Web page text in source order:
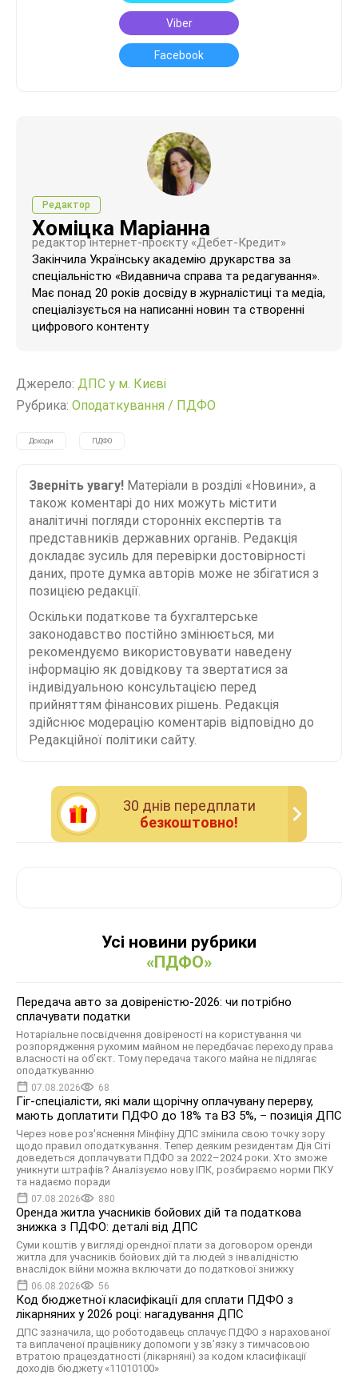
Viber
Facebook
Редактор
Хоміцка Маріанна
редактор інтернет-проєкту «Дебет-Кредит»
Закінчила Українську академію друкарства за
спеціальністю «Видавнича справа та редагування».
Має понад 20 років досвіду в журналістиці та медіа,
спеціалізується на написанні новин та створенні
цифрового контенту
Джерело: ДПС у м. Києві
Рубрика: Оподаткування / ПДФО
Доходи ПДФО
Зверніть увагу! Матеріали в розділі «Новини», а
також коментарі до них можуть містити
аналітичні погляди сторонніх експертів та
представників державних органів. Редакція
докладає зусиль для перевірки достовірності
даних, проте думка авторів може не збігатися з
позицією редакції.
Оскільки податкове та бухгалтерське
законодавство постійно змінюється, ми
рекомендуємо використовувати наведену
інформацію як довідкову та звертатися за
індивідуальною консультацією перед
прийняттям фінансових рішень. Редакція
здійснює модерацію коментарів відповідно до
Редакційної політики сайту.
30 днiв передплати
безкоштовно!
Усі новини рубрики
«ПДФО»
Передача авто за довіреністю-2026: чи потрібно
сплачувати податки
Нотаріальне посвідчення довіреності на користування чи
розпорядження рухомим майном не передбачає переходу права
власності на об’єкт. Тому передача такого майна не підлягає
оподаткуванню
07.08.2026 68
Гіг-спеціалісти, які мали щорічну оплачувану перерву,
мають доплатити ПДФО до 18% та ВЗ 5%, – позиція ДПС
Через нове роз'яснення Мінфіну ДПС змінила свою точку зору
щодо правил оподаткування. Тепер деяким резидентам Дія Сіті
доведеться доплачувати ПДФО за 2022–2024 роки. Хто зможе
уникнути штрафів? Аналізуємо нову ІПК, розбираємо норми ПКУ
та надаємо поради
07.08.2026 880
Оренда житла учасників бойових дій та податкова
знижка з ПДФО: деталі від ДПС
Суми коштів у вигляді орендної плати за договором оренди
житла для учасників бойових дій та людей з інвалідністю
внаслідок війни можна включати до податкової знижку
06.08.2026 56
Код бюджетної класифікації для сплати ПДФО з
лікарняних у 2026 році: нагадування ДПС
ДПС зазначила, що роботодавець сплачує ПДФО з нарахованої
та виплаченої працівнику допомоги у зв’язку з тимчасовою
втратою працездатності (лікарняні) за кодом класифікації
доходів бюджету «11010100»